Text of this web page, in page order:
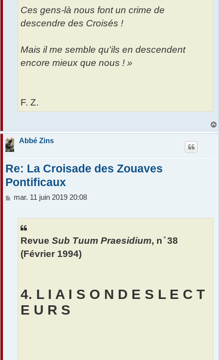
Ces gens-là nous font un crime de
descendre des Croisés !
Mais il me semble qu'ils en descendent
encore mieux que nous ! »
F. Z.
Abbé Zins
Re: La Croisade des Zouaves
Pontificaux
M
mar. 11 juin 2019 20:08
Revue Sub Tuum Praesidium, n ̊ 38
(Février 1994)
4. L I A I S O N D E S L E C T
E U R S